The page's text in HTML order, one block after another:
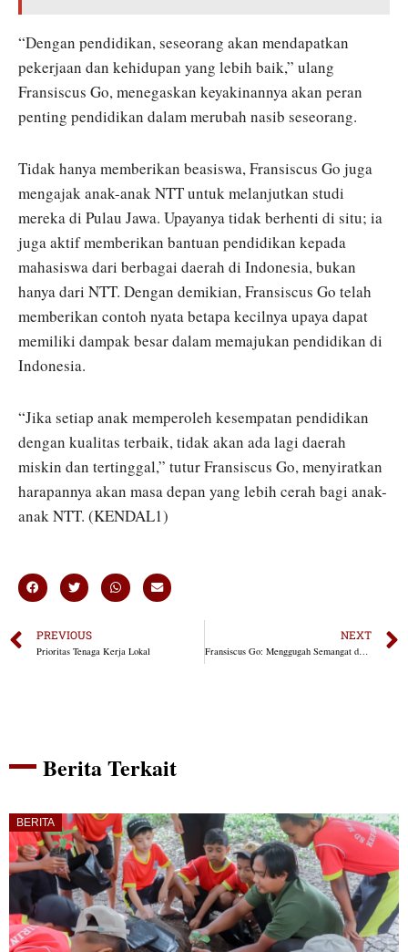
“Dengan pendidikan, seseorang akan mendapatkan
pekerjaan dan kehidupan yang lebih baik,” ulang
Fransiscus Go, menegaskan keyakinannya akan peran
penting pendidikan dalam merubah nasib seseorang.
Tidak hanya memberikan beasiswa, Fransiscus Go juga
mengajak anak-anak NTT untuk melanjutkan studi
mereka di Pulau Jawa. Upayanya tidak berhenti di situ; ia
juga aktif memberikan bantuan pendidikan kepada
mahasiswa dari berbagai daerah di Indonesia, bukan
hanya dari NTT. Dengan demikian, Fransiscus Go telah
memberikan contoh nyata betapa kecilnya upaya dapat
memiliki dampak besar dalam memajukan pendidikan di
Indonesia.
“Jika setiap anak memperoleh kesempatan pendidikan
dengan kualitas terbaik, tidak akan ada lagi daerah
miskin dan tertinggal,” tutur Fransiscus Go, menyiratkan
harapannya akan masa depan yang lebih cerah bagi anak-
anak NTT. (KENDAL1)
PREVIOUS
Prioritas Tenaga Kerja Lokal
NEXT
Fransiscus Go: Menggugah Semangat dan Komitmen untuk Membangun Nusa Tenggara Timur
Berita Terkait
BERITA